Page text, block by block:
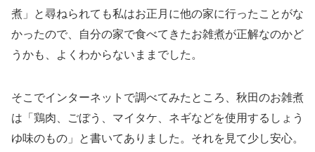
煮」と尋ねられても私はお正月に他の家に行ったことがな
かったので、自分の家で食べてきたお雑煮が正解なのかど
うかも、よくわからないままでした。
そこでインターネットで調べてみたところ、秋田のお雑煮
は「鶏肉、ごぼう、マイタケ、ネギなどを使用するしょう
ゆ味のもの」と書いてありました。それを見て少し安心。